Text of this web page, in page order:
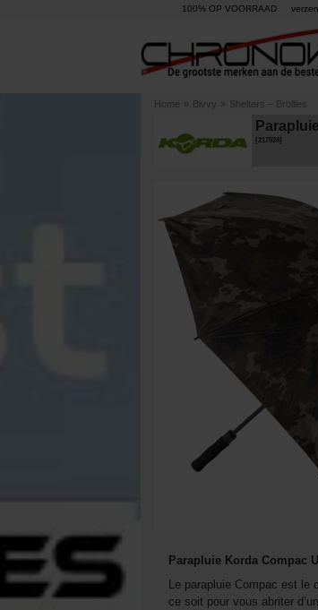
100% OP VOORRAAD
Home » Bivvy » Shelters – Brollies
217924 ]
Parapluie Korda Compac
Le parapluie Compac est le
ce soit pour vous abriter